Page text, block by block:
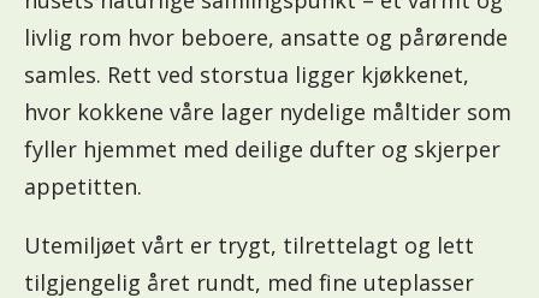
livlig rom hvor beboere, ansatte og pårørende
samles. Rett ved storstua ligger kjøkkenet,
hvor kokkene våre lager nydelige måltider som
fyller hjemmet med deilige dufter og skjerper
appetitten.
Utemiljøet vårt er trygt, tilrettelagt og lett
tilgjengelig året rundt, med fine uteplasser